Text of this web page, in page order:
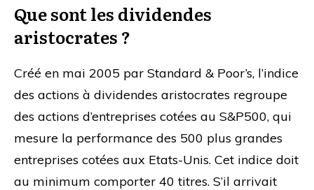
Que sont les dividendes
aristocrates ?
Créé en mai 2005 par Standard & Poor’s, l’indice
des actions à dividendes aristocrates regroupe
des actions d’entreprises cotées au S&P500, qui
mesure la performance des 500 plus grandes
entreprises cotées aux Etats-Unis. Cet indice doit
au minimum comporter 40 titres. S’il arrivait